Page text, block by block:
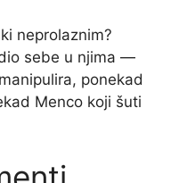
neprolaznim?
sebe u njima —
ponekad
Menco koji šuti